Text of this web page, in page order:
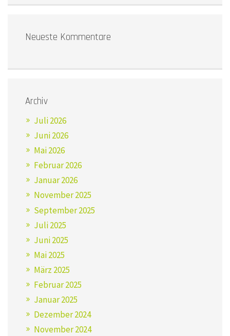
Neueste Kommentare
Archiv
Juli 2026
Juni 2026
Mai 2026
Februar 2026
Januar 2026
November 2025
September 2025
Juli 2025
Juni 2025
Mai 2025
März 2025
Februar 2025
Januar 2025
Dezember 2024
November 2024